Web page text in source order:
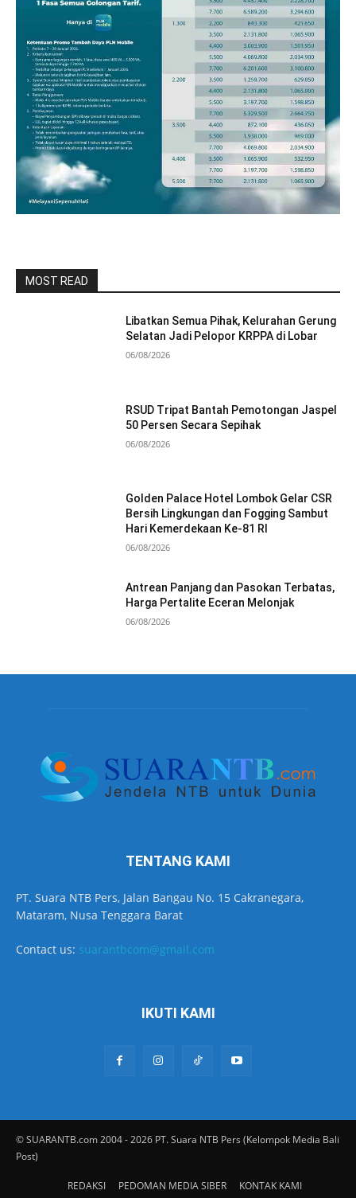
MOST READ
Libatkan Semua Pihak, Kelurahan Gerung
Selatan Jadi Pelopor KRPPA di Lobar
06/08/2026
RSUD Tripat Bantah Pemotongan Jaspel
50 Persen Secara Sepihak
06/08/2026
Golden Palace Hotel Lombok Gelar CSR
Bersih Lingkungan dan Fogging Sambut
Hari Kemerdekaan Ke-81 RI
06/08/2026
Antrean Panjang dan Pasokan Terbatas,
Harga Pertalite Eceran Melonjak
06/08/2026
TENTANG KAMI
PT. Suara NTB Pers, Jalan Bangau No. 15 Cakranegara,
Mataram, Nusa Tenggara Barat
Contact us: suarantbcom@gmail.com
IKUTI KAMI
© SUARANTB.com 2004 - 2026 PT. Suara NTB Pers (Kelompok Media Bali
Post)
REDAKSI PEDOMAN MEDIA SIBER KONTAK KAMI